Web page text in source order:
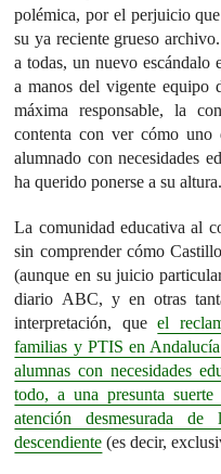
polémica, por el perjuicio
su ya reciente grueso
a todas, un nuevo escándalo
a manos del vigente equipo
máxima responsable, la
contenta con ver cómo uno
alumnado con necesidades
ha querido ponerse a su altura.
La comunidad educativa al
sin comprender cómo
(aunque en su juicio
diario ABC, y en otras
interpretación, queel
familias y PTIS en
alumnas con necesidades
todo, a una presunta suerte
atención desmesurada
descendiente (es decir,